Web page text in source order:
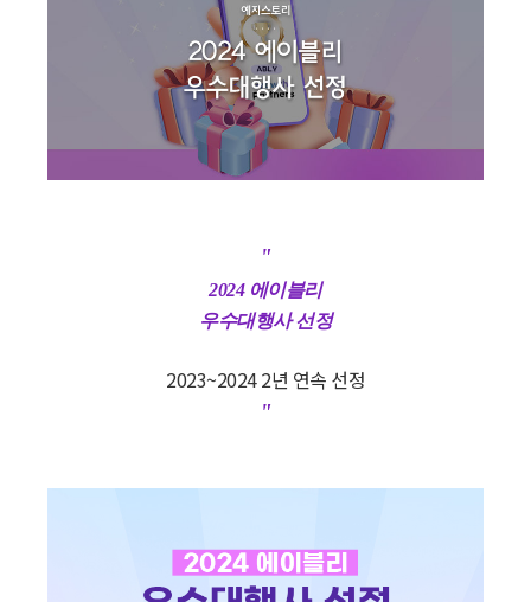
"
2024 에이블리
우수대행사 선정
2023~2024 2년 연속 선정
"